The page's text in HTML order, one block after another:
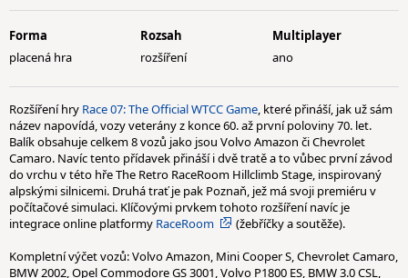
Forma
placená hra
Rozsah
rozšíření
Multiplayer
ano
Rozšíření hry Race 07: The Official WTCC Game, které přináší, jak už sám
název napovídá, vozy veterány z konce 60. až první poloviny 70. let.
Balík obsahuje celkem 8 vozů jako jsou Volvo Amazon či Chevrolet
Camaro. Navíc tento přídavek přináší i dvě tratě a to vůbec první závod
do vrchu v této hře The Retro RaceRoom Hillclimb Stage, inspirovaný
alpskými silnicemi. Druhá trať je pak Poznaň, jež má svoji premiéru v
počítačové simulaci. Klíčovými prvkem tohoto rozšíření navíc je
integrace online platformy RaceRoom
(žebříčky a soutěže).
Kompletní výčet vozů: Volvo Amazon, Mini Cooper S, Chevrolet Camaro,
BMW 2002, Opel Commodore GS 3001, Volvo P1800 ES, BMW 3.0 CSL,